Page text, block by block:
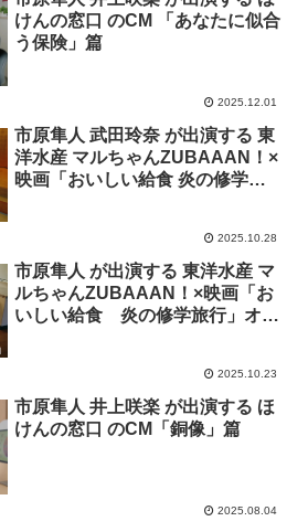
けんの窓口 のCM 「あなたに似合
う保険」篇
2025.12.01
市原隼人 武田玲奈 が出演する 東
洋水産 マルちゃんZUBAAAN！×
映画「おいしい給食 炎の修学旅
2025.10.28
市原隼人 が出演する 東洋水産 マ
ルちゃんZUBAAAN！×映画「お
いしい給食 炎の修学旅行」オリ
2025.10.23
市原隼人 井上咲楽 が出演する ほ
けんの窓口 のCM「銅像」篇
2025.08.04